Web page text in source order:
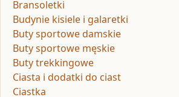
Bransoletki
Budynie kisiele i galaretki
Buty sportowe damskie
Buty sportowe męskie
Buty trekkingowe
Ciasta i dodatki do ciast
Ciastka